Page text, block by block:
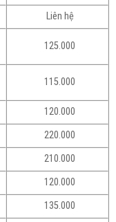
Liên hệ
125.000
115.000
120.000
220.000
210.000
120.000
135.000